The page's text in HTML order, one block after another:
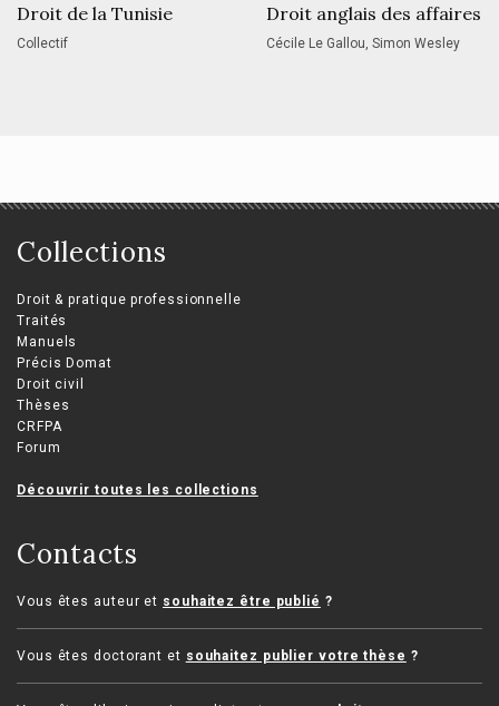
Droit de la Tunisie
Collectif
Droit anglais des affaires
Cécile Le Gallou, Simon Wesley
Collections
Droit & pratique professionnelle
Traités
Manuels
Précis Domat
Droit civil
Thèses
CRFPA
Forum
Découvrir toutes les collections
Contacts
Vous êtes auteur et souhaitez être publié ?
Vous êtes doctorant et souhaitez publier votre thèse ?